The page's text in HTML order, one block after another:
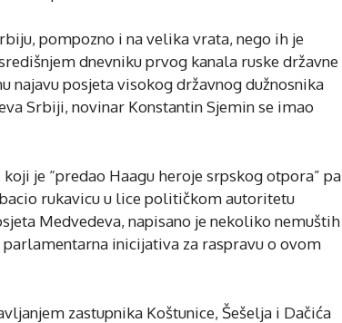
pompozno i na velika vrata, nego ih je
dnevniku prvog kanala ruske državne
posjeta visokog državnog dužnosnika
Srbiji, novinar Konstantin Sjemin se imao
je “predao Haagu heroje srpskog otpora” pa
rukavicu u lice političkom autoritetu
Medvedeva, napisano je nekoliko nemuštih
inicijativa za raspravu o ovom
zastupnika Koštunice, Šešelja i Dačića